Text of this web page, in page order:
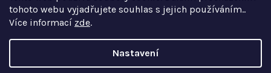
tohoto webu vyjadřujete souhlas s jejich používáním..
Více informací zde.
Nastavení
Vložením e-mailu souhlasíte spodmínkami ochrany
osobních údajů